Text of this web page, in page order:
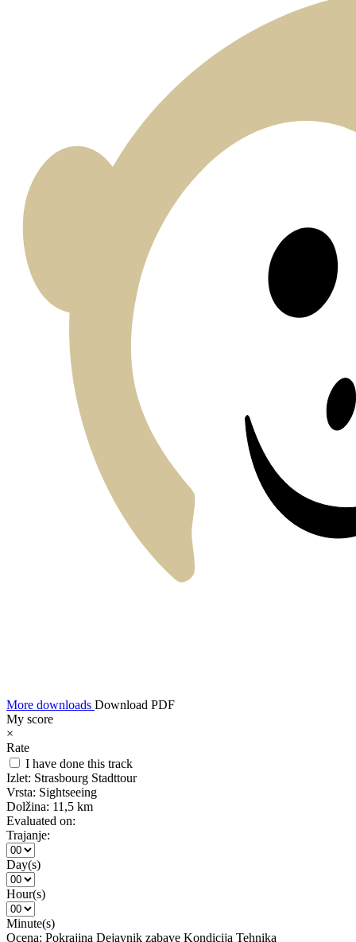
More downloads Download PDF
My score
×
Rate
I have done this track
Izlet: Strasbourg Stadttour
Vrsta: Sightseeing
Dolžina: 11,5 km
Evaluated on:
Trajanje:
Day(s)
Hour(s)
Minute(s)
Ocena: Pokrajina Dejavnik zabave Kondicija Tehnika